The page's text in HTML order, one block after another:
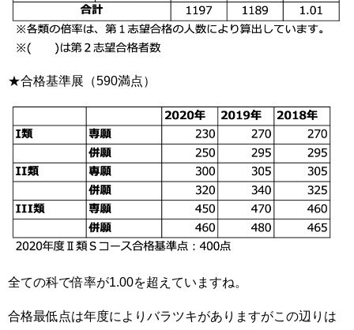
★合格基準展（590満点）
全ての科で倍率が1.00を超えていますね。
合格最低点は年度によりバラツキがありますがこの辺りは